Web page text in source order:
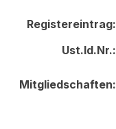
Registereintrag:
Ust.Id.Nr.:
Mitgliedschaften: